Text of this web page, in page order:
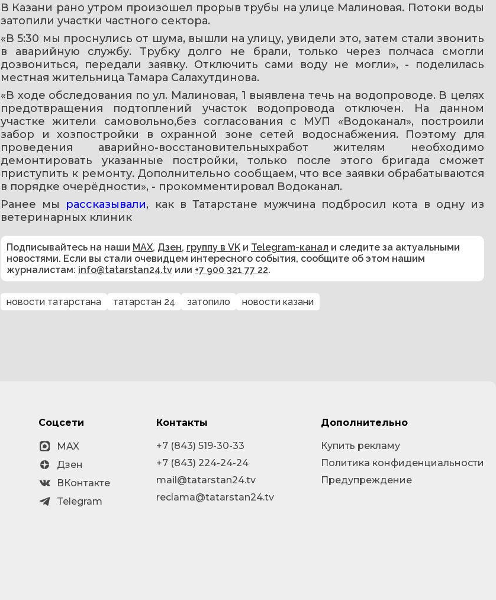
В Казани рано утром произошел прорыв трубы на улице Малиновая. Потоки воды
затопили участки частного сектора.
«В 5:30 мы проснулись от шума, вышли на улицу, увидели это, затем стали звонить
в аварийную службу. Трубку долго не брали, только через полчаса смогли
дозвониться, передали заявку. Отключить сами воду не могли», - поделилась
местная жительница Тамара Салахутдинова.
«В ходе обследования по ул. Малиновая, 1 выявлена течь на водопроводе. В целях
предотвращения подтоплений участок водопровода отключен. На данном
участке жители самовольно,без согласования с МУП «Водоканал», построили
забор и хозпостройки в охранной зоне сетей водоснабжения. Поэтому для
проведения аварийно-восстановительныхработ жителям необходимо
демонтировать указанные постройки, только после этого бригада сможет
приступить к ремонту. Дополнительно сообщаем, что все заявки обрабатываются
в порядке очерёдности», - прокомментировал Водоканал.
Ранее мы рассказывали, как в Татарстане мужчина подбросил кота в одну из
ветеринарных клиник
Подписывайтесь на наши MAX, Дзен, группу в VK и Telegram-канал и следите за актуальными
новостями. Если вы стали очевидцем интересного события, сообщите об этом нашим
журналистам: info@tatarstan24.tv или +7 900 321 77 22.
новости татарстана татарстан 24 затопило новости казани
Соцсети
MAX
Дзен
ВКонтакте
Telegram
Контакты
+7 (843) 519-30-33
+7 (843) 224-24-24
mail@tatarstan24.tv
reclama@tatarstan24.tv
Дополнительно
Купить рекламу
Политика конфиденциальности
Предупреждение